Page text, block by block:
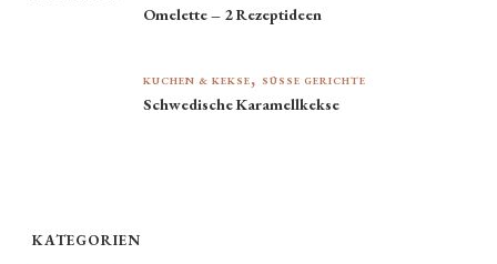
Omelette – 2 Rezeptideen
KUCHEN & KEKSE SÜSSE GERICHTE
Schwedische Karamellkekse
KATEGORIEN